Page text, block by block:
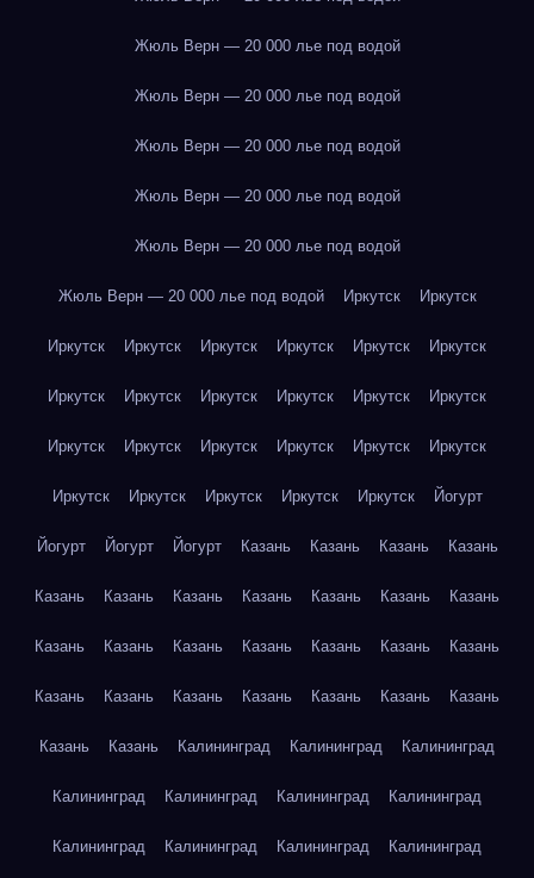
Жюль Верн — 20 000 лье под водой
Жюль Верн — 20 000 лье под водой
Жюль Верн — 20 000 лье под водой
Жюль Верн — 20 000 лье под водой
Жюль Верн — 20 000 лье под водой
Жюль Верн — 20 000 лье под водой Иркутск Иркутск
Иркутск Иркутск Иркутск Иркутск Иркутск Иркутск
Иркутск Иркутск Иркутск Иркутск Иркутск Иркутск
Иркутск Иркутск Иркутск Иркутск Иркутск Иркутск
Иркутск Иркутск Иркутск Иркутск Иркутск Йогурт
Йогурт Йогурт Йогурт Казань Казань Казань Казань
Казань Казань Казань Казань Казань Казань Казань
Казань Казань Казань Казань Казань Казань Казань
Казань Казань Казань Казань Казань Казань Казань
Казань Казань Калининград Калининград Калининград
Калининград Калининград Калининград Калининград
Калининград Калининград Калининград Калининград